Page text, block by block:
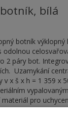
bílá
botník
odolnou
2 páry bot.
Uzamykání
v x š x h = 1 359 x
pro
úprava